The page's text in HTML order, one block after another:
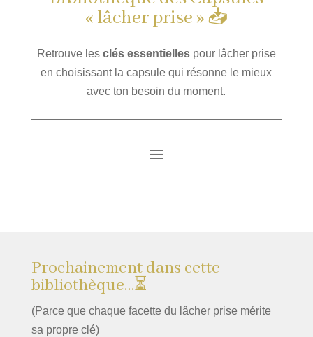
« lâcher prise » 📥
Retrouve les clés essentiellespour lâcher prise
en choisissant la capsule qui résonne le mieux
avec ton besoin du moment.
Prochainement dans cette
bibliothèque…⏳
(Parce que chaque facette du lâcher prise mérite
sa propre clé)